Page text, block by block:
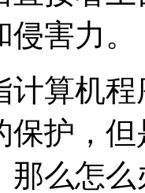
害力。
计算机
保护，
那么怎